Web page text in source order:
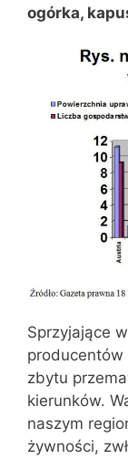
ogórka,
Sprzyjające
producentów
zbytu
kierunków.
naszym
żywności,